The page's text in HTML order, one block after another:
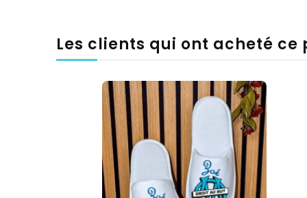
Les clients qui ont acheté